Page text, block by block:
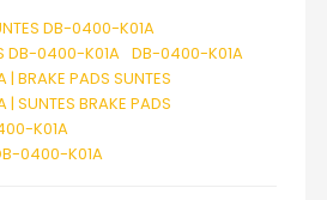
DB-0400-K01A
DB-0400-K01A DB-0400-K01A
BRAKE PADS SUNTES
SUNTES BRAKE PADS
K01A
0400-K01A